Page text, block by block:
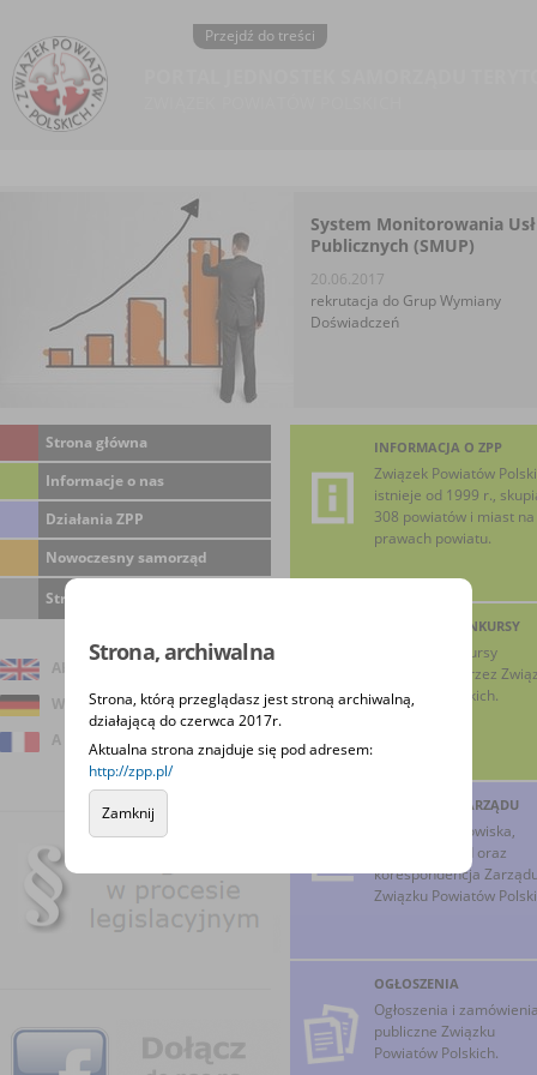
Strona, archiwalna
Strona, którą przeglądasz jest stroną archiwalną,
działającą do czerwca 2017r.
Aktualna strona znajduje się pod adresem:
http://zpp.pl/
Zamknij
Przejdź do treści
System Monitorowania
Publicznych (SMUP)
20.06.2017
rekrutacja do Grup Wymiany
Doświadczeń
Strona główna
Informacje o nas
Działania ZPP
Nowoczesny samorząd
Strona archiwalna
About us
Wir über uns
A propos de nous
INFORMACJA O ZPP
Związek Powiatów
istnieje od 1999 r.,
308 powiatów i miast na
prawach powiatu.
RANKINGI, KONKURSY
Ranking i konkursy
prowadzone przez
Powiatów Polskich.
INICJATYWY ZARZĄDU
Uchwały, stanowiska,
relacje z obrad oraz
korespondencja
Związku Powiatów
OGŁOSZENIA
Ogłoszenia i
publiczne Związku
Powiatów Polskich.